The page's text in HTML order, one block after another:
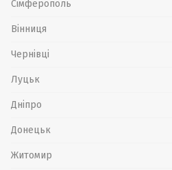
Сімферополь
Вінниця
Чернівці
Луцьк
Дніпро
Донецьк
Житомир